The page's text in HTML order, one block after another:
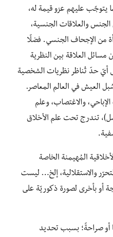
يتوجّب عليهم عزو قيمة له،
والعلاقات الجنسية،
من الإجحاف الجنسي. فضلًا
مسائل العلاقة بين النظرية
أيّ حدّ تُناظر نظريات الشخصية
العيش في العالم المعاصر.
والاغتصاب، وعلم
تندرج تحت علم الأخلاق
المُهيمنة الخاصة
والاستقلالية، إلخ… ليست
أو بأخرى لصورة ذكوريّة على
أو صراحةً؛ بسبب تحديد